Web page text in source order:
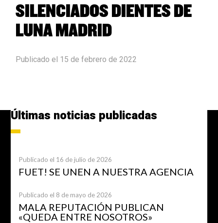
SILENCIADOS DIENTES DE
LUNA MADRID
Publicado el 15 de febrero de 2022
Últimas noticias publicadas
Publicado el 16 de julio de 2026
FUET! SE UNEN A NUESTRA AGENCIA
Publicado el 8 de mayo de 2026
MALA REPUTACIÓN PUBLICAN
«QUEDA ENTRE NOSOTROS»